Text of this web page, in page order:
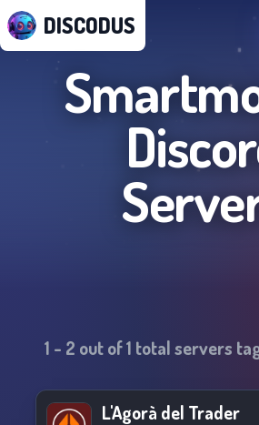
DISCODUS
1 - 2 out of1 total servers
L'Agorà del Trader